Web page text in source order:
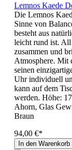
Lemnos Kaede
Die Lemnos
Sinne von
besteht aus
leicht rund ist. All
zusammen und
Atmosphere. Mit
seinen
Uhr individuell
kann auf dem
werden. Höhe:
Ahorn, Glas
Braun
94,00 €*
In den Warenkorb